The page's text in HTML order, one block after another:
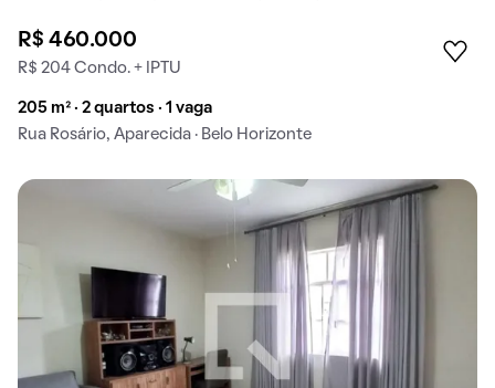
R$ 460.000
R$ 204 Condo. + IPTU
205 m² · 2 quartos · 1 vaga
Rua Rosário, Aparecida · Belo Horizonte